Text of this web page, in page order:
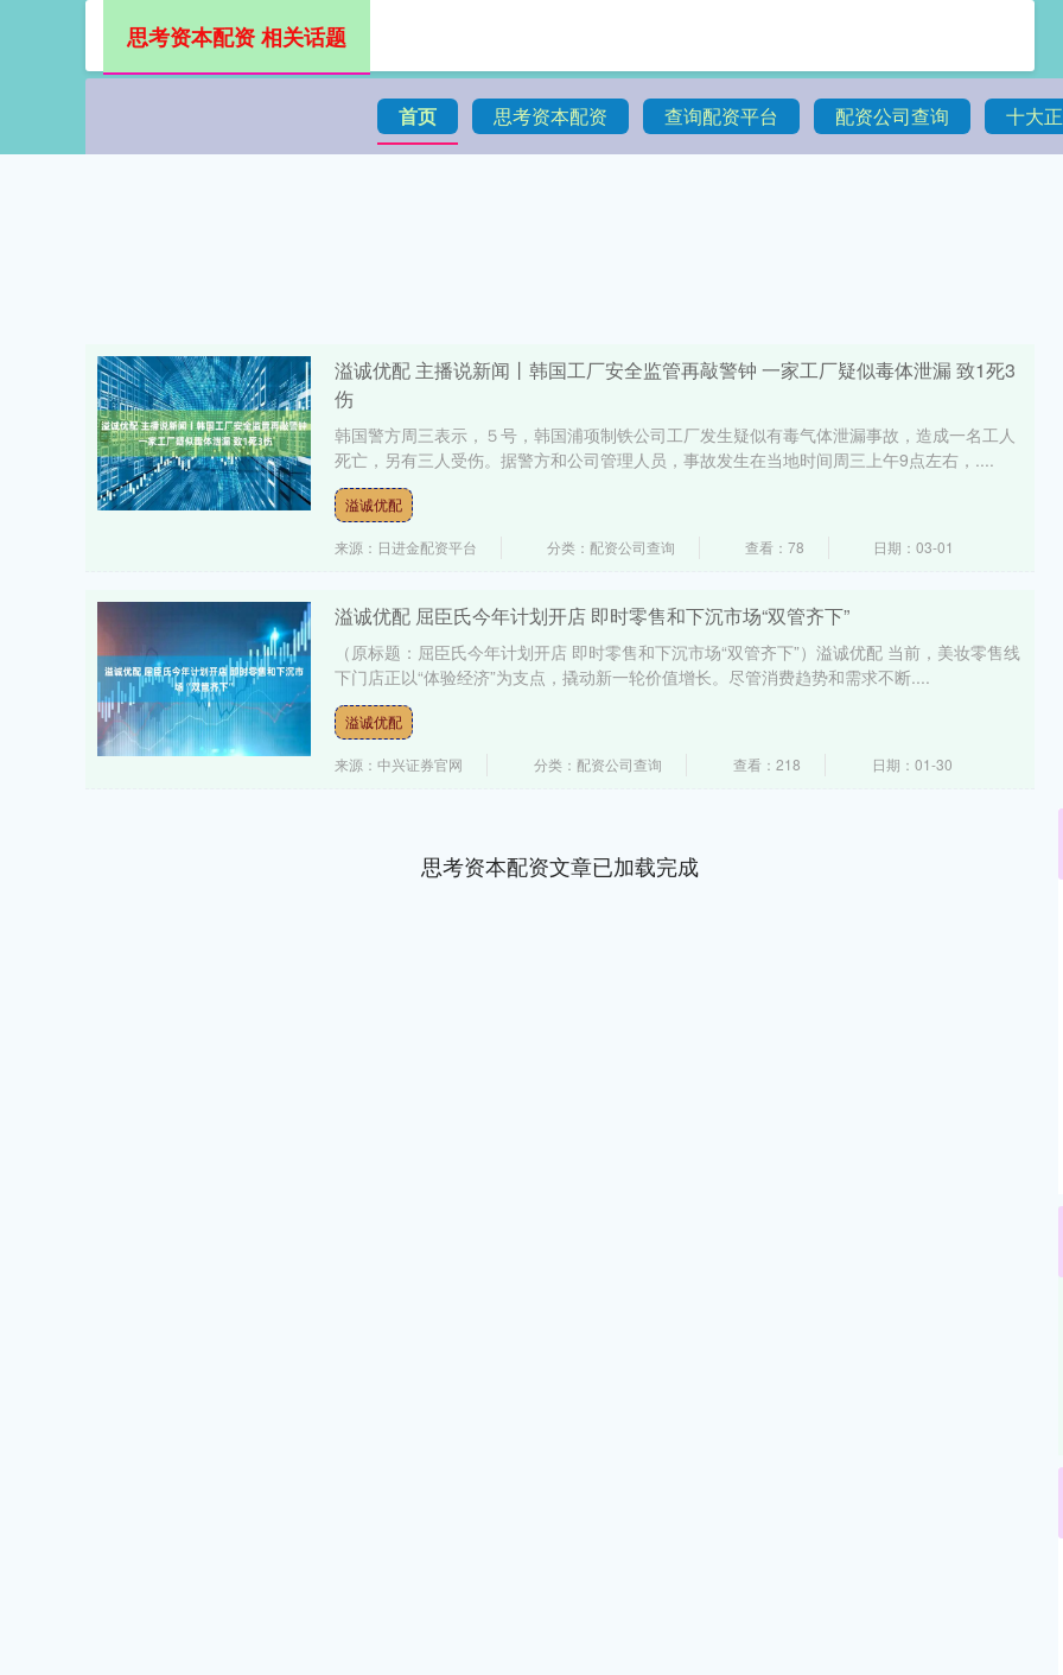
首页 思考资本配资 查询配资平台 配资公司查询 十大
思考资本配资 相关话题
溢诚优配 主播说新闻丨韩国工厂安全监管再敲警钟 一家工厂疑似毒体泄漏 致1死3
伤
韩国警方周三表示，５号，韩国浦项制铁公司工厂发生疑似有毒气体泄漏事故，造成一名工人
死亡，另有三人受伤。据警方和公司管理人员，事故发生在当地时间周三上午9点左右，....
溢诚优配
来源：日进金配资平台 分类：配资公司查询 查看：78 日期：03-01
溢诚优配 屈臣氏今年计划开店 即时零售和下沉市场“双管齐下”
（原标题：屈臣氏今年计划开店 即时零售和下沉市场“双管齐下”）溢诚优配 当前，美妆零售线
下门店正以“体验经济”为支点，撬动新一轮价值增长。尽管消费趋势和需求不断....
溢诚优配
来源：中兴证券官网 分类：配资公司查询 查看：218 日期：01-30
思考资本配资文章已加载完成